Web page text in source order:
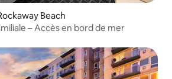
Beach
– Accès en bord de mer